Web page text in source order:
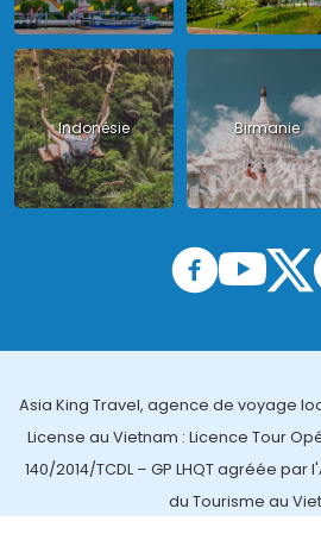
Indonésie Birmanie
Asia King Travel, agence de voyage
License au Vietnam : Licence Tour
140/2014/TCDL – GP LHQT agréée
du Tourisme au